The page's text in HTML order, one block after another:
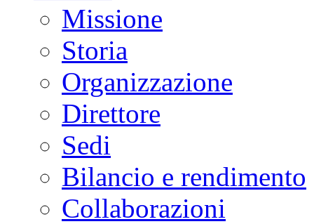
Missione
Storia
Organizzazione
Direttore
Sedi
Bilancio e rendimento
Collaborazioni